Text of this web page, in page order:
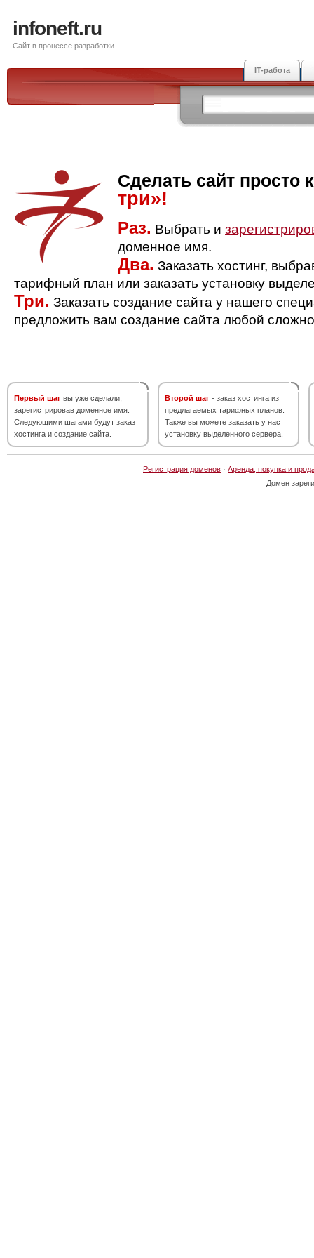
infoneft.ru
Сайт в процессе разработки
IT-работа
Сделать сайт просто
три»!
Раз. Выбрать и
доменное имя.
Два. Заказать хостинг,
тарифный план или заказать установку
Три. Заказать создание сайта у нашего
предложить вам создание сайта любой
Первый шаг вы уже сделали,
зарегистрировав доменное имя.
Следующими шагами будут заказ
хостинга и создание сайта.
Второй шаг - заказ хостинга из
предлагаемых тарифных планов.
Также вы можете заказать у нас
установку выделенного сервера.
Регистрация доменов · Аренда, покупка и
Домен